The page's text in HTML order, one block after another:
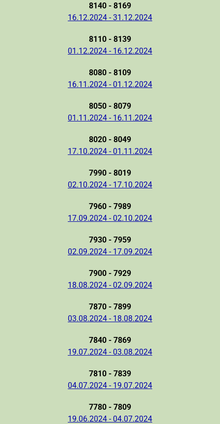
8140 - 8169
16.12.2024 - 31.12.2024
8110 - 8139
01.12.2024 - 16.12.2024
8080 - 8109
16.11.2024 - 01.12.2024
8050 - 8079
01.11.2024 - 16.11.2024
8020 - 8049
17.10.2024 - 01.11.2024
7990 - 8019
02.10.2024 - 17.10.2024
7960 - 7989
17.09.2024 - 02.10.2024
7930 - 7959
02.09.2024 - 17.09.2024
7900 - 7929
18.08.2024 - 02.09.2024
7870 - 7899
03.08.2024 - 18.08.2024
7840 - 7869
19.07.2024 - 03.08.2024
7810 - 7839
04.07.2024 - 19.07.2024
7780 - 7809
19.06.2024 - 04.07.2024